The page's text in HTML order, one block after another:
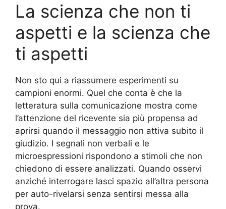
La scienza che non ti
aspetti e la scienza che
ti aspetti
Non sto qui a riassumere esperimenti su
campioni enormi. Quel che conta è che la
letteratura sulla comunicazione mostra come
l’attenzione del ricevente sia più propensa ad
aprirsi quando il messaggio non attiva subito il
giudizio. I segnali non verbali e le
microespressioni rispondono a stimoli che non
chiedono di essere analizzati. Quando osservi
anziché interrogare lasci spazio all’altra persona
per auto-rivelarsi senza sentirsi messa alla
prova.